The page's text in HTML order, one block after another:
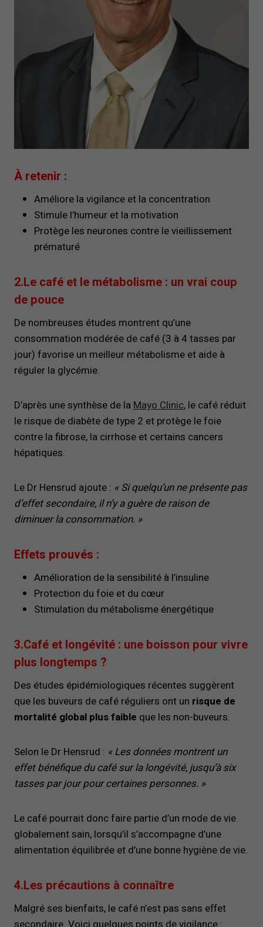
À retenir :
Améliore la vigilance et la concentration
Stimule l’humeur et la motivation
Protège les neurones contre le vieillissement
prématuré
2.Le café et le métabolisme : un vrai coup
de pouce
De nombreuses études montrent qu’une
consommation modérée de café (3 à 4 tasses par
jour) favorise un meilleur métabolisme et aide à
réguler la glycémie.
D’après une synthèse de la Mayo Clinic, le café réduit
le risque de diabète de type 2 et protège le foie
contre la fibrose, la cirrhose et certains cancers
hépatiques.
Le Dr Hensrud ajoute : « Si quelqu’un ne présente pas
d’effet secondaire, il n’y a guère de raison de
diminuer la consommation. »
Effets prouvés :
Amélioration de la sensibilité à l’insuline
Protection du foie et du cœur
Stimulation du métabolisme énergétique
3.Café et longévité : une boisson pour vivre
plus longtemps ?
Des études épidémiologiques récentes suggèrent
que les buveurs de café réguliers ont un risque de
mortalité global plus faible que les non-buveurs.
Selon le Dr Hensrud : « Les données montrent un
effet bénéfique du café sur la longévité, jusqu’à six
tasses par jour pour certaines personnes. »
Le café pourrait donc faire partie d’un mode de vie
globalement sain, lorsqu’il s’accompagne d’une
alimentation équilibrée et d’une bonne hygiène de vie.
4.Les précautions à connaître
Malgré ses bienfaits, le café n’est pas sans effet